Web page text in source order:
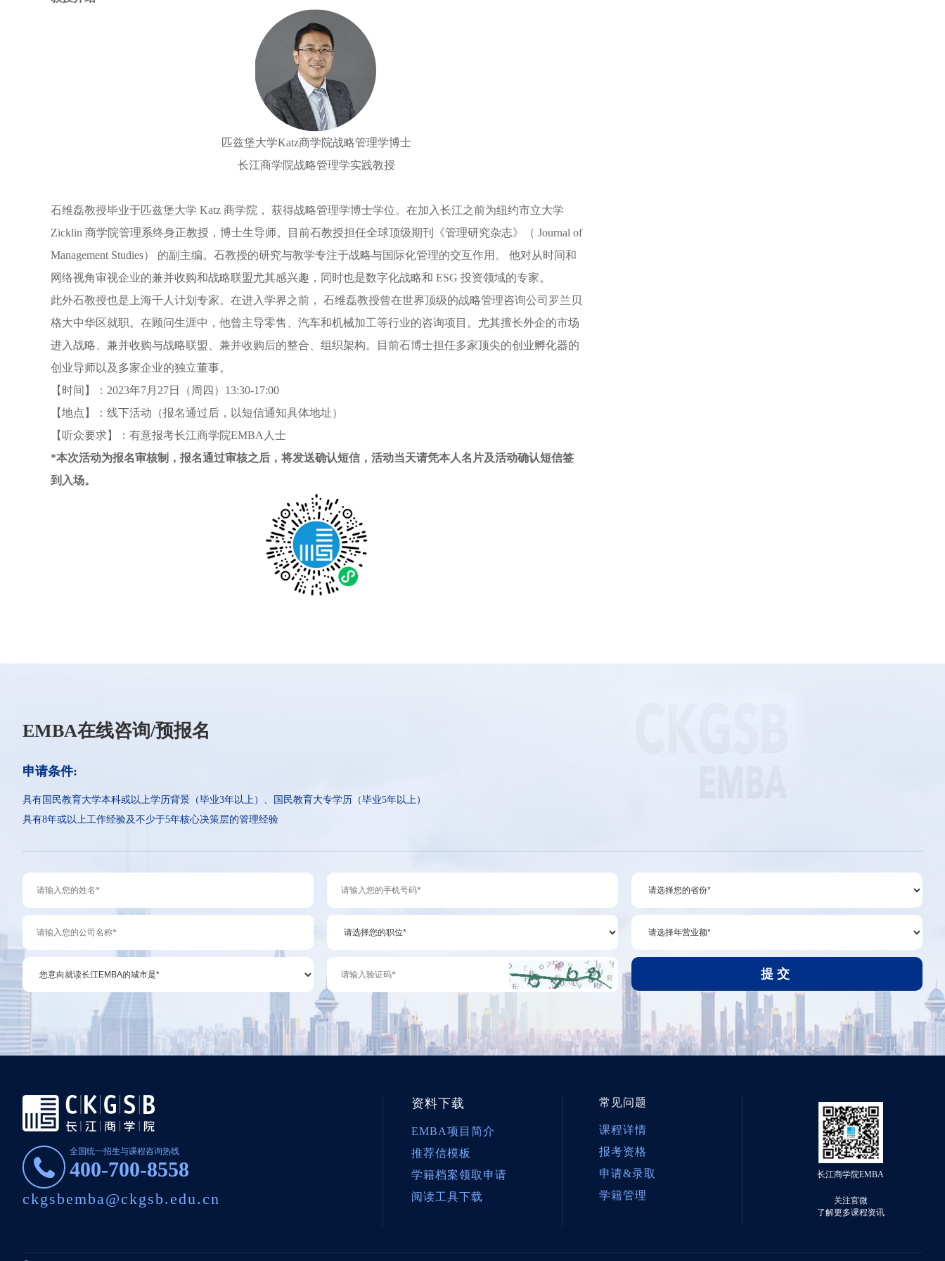
匹兹堡大学Katz商学院战略管理学博士
长江商学院战略管理学实践教授
石维磊教授毕业于匹兹堡大学 Katz 商学院， 获得战略管理学博士学位。在加入长江之前为纽约市立大学
Zicklin 商学院管理系终身正教授，博士生导师。目前石教授担任全球顶级期刊《管理研究杂志》（ Journal of
Management Studies） 的副主编。石教授的研究与教学专注于战略与国际化管理的交互作用。 他对从时间和
网络视角审视企业的兼并收购和战略联盟尤其感兴趣，同时也是数字化战略和 ESG 投资领域的专家。
此外石教授也是上海千人计划专家。在进入学界之前， 石维磊教授曾在世界顶级的战略管理咨询公司罗兰贝
格大中华区就职。在顾问生涯中，他曾主导零售、汽车和机械加工等行业的咨询项目。尤其擅长外企的市场
进入战略、兼并收购与战略联盟、兼并收购后的整合、组织架构。目前石博士担任多家顶尖的创业孵化器的
创业导师以及多家企业的独立董事。
【时间】：2023年7月27日（周四）13:30-17:00
【地点】：线下活动（报名通过后，以短信通知具体地址）
【听众要求】：有意报考长江商学院EMBA人士
*本次活动为报名审核制，报名通过审核之后，将发送确认短信，活动当天请凭本人名片及活动确认短信签
到入场。
EMBA在线咨询/预报名
申请条件:
具有国民教育大学本科或以上学历背景（毕业3年以上）、国民教育大专学历（毕业5年以上）
具有8年或以上工作经验及不少于5年核心决策层的管理经验
提交
全国统一招生与课程咨询热线
400-700-8558
ckgsbemba@ckgsb.edu.cn
资料下载
EMBA项目简介
推荐信模板
学籍档案领取申请
阅读工具下载
常见问题
课程详情
报考资格
申请&录取
学籍管理
长江商学院EMBA
关注官微
了解更多课程资讯